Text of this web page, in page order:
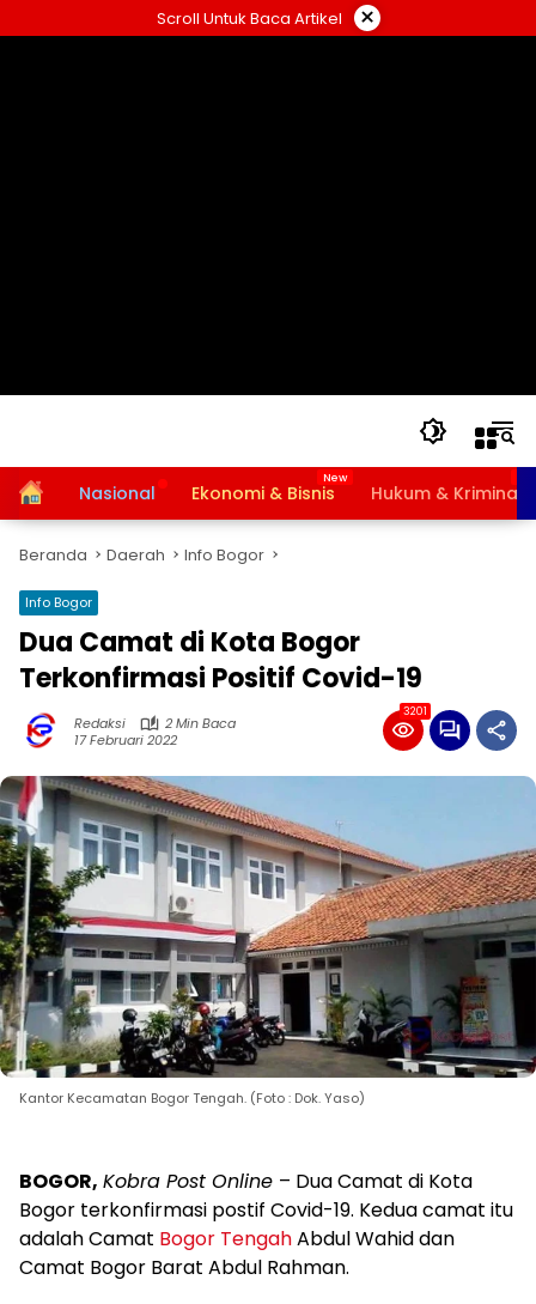
ke
Scroll Untuk Baca Artikel ×
HomeNasional Ekonomi & Bisnis Hukum & Kriminal
Beranda Daerah Info Bogor
Info Bogor
Dua Camat di Kota Bogor
Terkonfirmasi Positif Covid-19
Redaksi
2 Min Baca
17 Februari 2022
3201
Kantor Kecamatan Bogor Tengah. (Foto : Dok. Yaso)
BOGOR, Kobra Post Online – Dua Camat di Kota
Bogor terkonfirmasi postif Covid-19. Kedua camat itu
adalah Camat Bogor TengahAbdul Wahid dan
Camat Bogor Barat Abdul Rahman.